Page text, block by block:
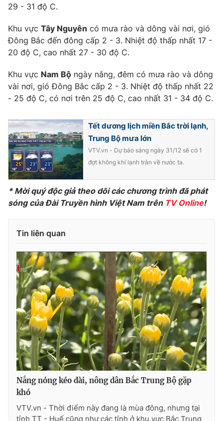
VTV Money VTV Thể thao
VTV Sức khoẻ Bất động sản
VTV4 Vươn mình bằng AI
VTV9 VTV8
Liên hệ tòa soạn English
Theo dõi báo trên
Cơ quan chủ quản:
Đài Truyền hình Việt Nam
Cơ quan báo chí:Thời báo VTV
Giấy phép hoạt động báo in và báo điện tử số 483/GP-BTTTT
cấp ngày 29/12/2023
Tổng Biên tập:
Vũ Thanh Thủy
Phó Tổng Biên tập:
Tổng đài VTV:024.38 355 931 - 024.38 355 932
29 - 31 độ C.
Khu vực Tây Nguyên có mưa rào và dông vài nơi, gió
Đông Bắc đến đông cấp 2 - 3. Nhiệt độ thấp nhất 17 -
20 độ C, cao nhất 27 - 30 độ C.
Khu vực Nam Bộ ngày nắng, đêm có mưa rào và dông
vài nơi, gió Đông Bắc cấp 2 - 3. Nhiệt độ thấp nhất 22
- 25 độ C, có nơi trên 25 độ C, cao nhất 31 - 34 độ C.
Tết dương lịch miền Bắc trời lạnh,
Trung Bộ mưa lớn
VTV.vn - Dự báo sáng ngày 31/12 sẽ có 1
đợt không khí lạnh tràn về nước ta.
* Mời quý độc giả theo dõi các chương trình đã phát
sóng của Đài Truyền hình Việt Nam trên TV Online!
Tin liên quan
Nắng nóng kéo dài, nông dân Bắc Trung Bộ gặp
khó
VTV.vn - Thời điểm này đang là mùa đông, nhưng tại
tỉnh TT - Huế cũng như các tỉnh ở khu vực Bắc Trung